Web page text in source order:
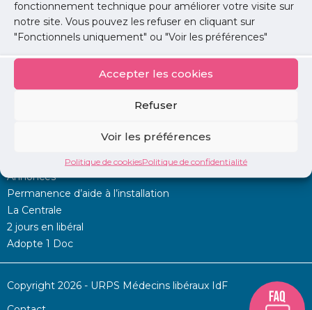
fonctionnement technique pour améliorer votre visite sur
notre site. Vous pouvez les refuser en cliquant sur
"Fonctionnels uniquement" ou "Voir les préférences"
Accepter les cookies
Refuser
Voir les préférences
Politique de cookiesPolitique de confidentialité
Lire l'article
Annonces
Permanence d’aide à l’installation
La Centrale
2 jours en libéral
Adopte 1 Doc
Copyright 2026 - URPS Médecins libéraux IdF